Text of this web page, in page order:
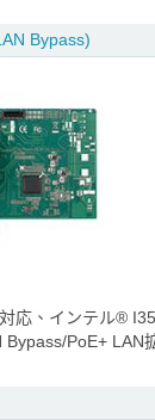
Bypass)
応、インテル®
PoE+ LAN